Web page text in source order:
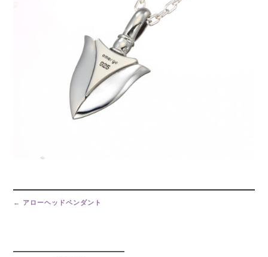
Post
navigation
← アローヘッドペンダント